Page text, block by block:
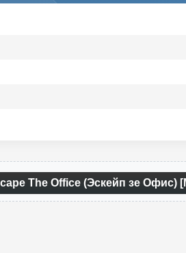
The Office (Эскейп зе Офис)